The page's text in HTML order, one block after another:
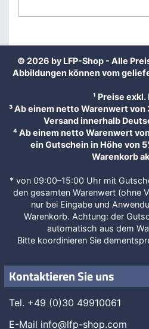
© 2026 by LFP-Shop - Alle
Abbildungen können vom
¹ Preise exkl.
³ Ab einem netto Warenwert von
Versand innerhalb
⁴ Ab einem netto Warenwert
ein Gutschein in Höhe von
Warenkorb
* von 09:00–15:00 Uhr mit
den gesamten Warenwert (ohne
nur bei Eingabe und
Warenkorb. Achtung: der
automatisch aus dem
Bitte koordinieren Sie
Kontaktieren Sie uns
Tel. +49 (0)30 49910061
E-Mail info@lfp-shop.com